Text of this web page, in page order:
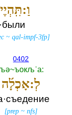
~qal-impf-3fp]
0402
לְ:אָכְלָ֜ה
[prep ~nfs]